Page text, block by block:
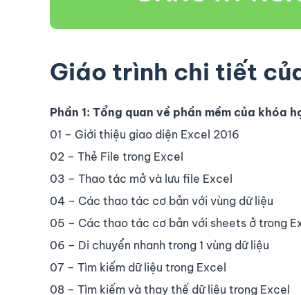
Giáo trình chi tiết
Phần 1: Tổng quan về phần mềm của khóa
01 – Giới thiệu giao diện Excel 2016
02 – Thẻ File trong Excel
03 – Thao tác mở và lưu file Excel
04 – Các thao tác cơ bản với vùng dữ liệu
05 – Các thao tác cơ bản với sheets ở trong
06 – Di chuyển nhanh trong 1 vùng dữ liệu
07 – Tìm kiếm dữ liệu trong Excel
08 – Tìm kiếm và thay thế dữ liệu trong Excel